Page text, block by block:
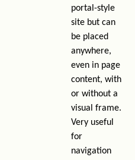
portal-style
site but can
be placed
anywhere,
even in page
content, with
or without a
visual frame.
Very useful
for
navigation